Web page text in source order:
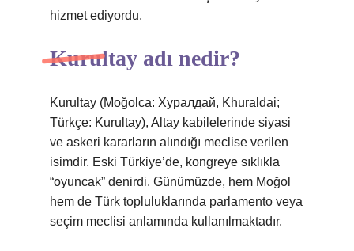
hizmet ediyordu.
Kurultay adı nedir?
Kurultay (Moğolca: Хуралдай, Khuraldai;
Türkçe: Kurultay), Altay kabilelerinde siyasi
ve askeri kararların alındığı meclise verilen
isimdir. Eski Türkiye’de, kongreye sıklıkla
“oyuncak” denirdi. Günümüzde, hem Moğol
hem de Türk topluluklarında parlamento veya
seçim meclisi anlamında kullanılmaktadır.